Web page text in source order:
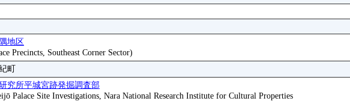
地区
Precincts, Southeast Corner Sector)
町
究所平城宮跡発掘調査部
Palace Site Investigations, Nara National Research Institute for Cultural Properties